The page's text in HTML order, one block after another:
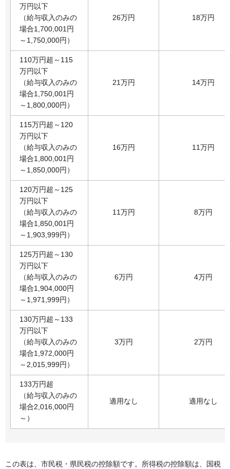
万円以下
（給与収入のみの
場合1,700,001円
～1,750,000円）
26万円 18万円
110万円超～115
万円以下
（給与収入のみの
場合1,750,001円
～1,800,000円）
21万円 14万円
115万円超～120
万円以下
（給与収入のみの
場合1,800,001円
～1,850,000円）
16万円 11万円
120万円超～125
万円以下
（給与収入のみの
場合1,850,001円
～1,903,999円）
11万円 8万円
125万円超～130
万円以下
（給与収入のみの
場合1,904,000円
～1,971,999円）
6万円 4万円
130万円超～133
万円以下
（給与収入のみの
場合1,972,000円
～2,015,999円）
3万円 2万円
133万円超
（給与収入のみの
場合2,016,000円
～）
適用なし 適用なし
この表は、市民税・県民税の控除額です。所得税の控除額は、国税